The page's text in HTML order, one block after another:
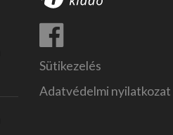
Sütikezelés
Adatvédelmi nyilatkozat